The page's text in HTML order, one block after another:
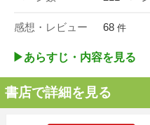
感想・レビュー 68 件
▶︎あらすじ・内容を見る
書店で詳細を見る